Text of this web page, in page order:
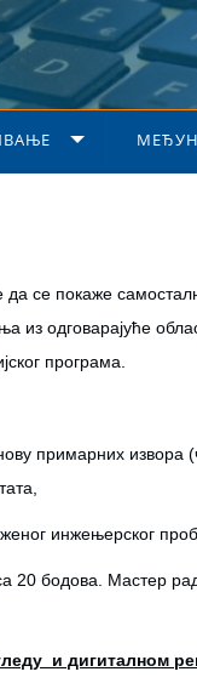
се покаже
из одговарајуће
програма.
примарних извора
инжењерског
20 бодова. Мастер
и дигиталном